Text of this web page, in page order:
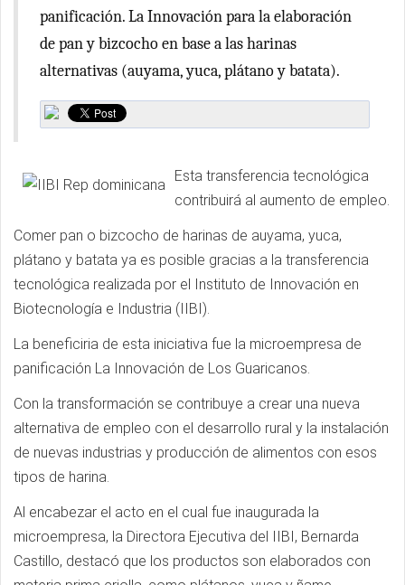
panificación. La Innovación para la elaboración
de pan y bizcocho en base a las harinas
alternativas (auyama, yuca, plátano y batata).
Esta transferencia tecnológica
contribuirá al aumento de empleo.
Comer pan o bizcocho de harinas de auyama, yuca,
plátano y batata ya es posible gracias a la transferencia
tecnológica realizada por el Instituto de Innovación en
Biotecnología e Industria (IIBI).
La beneficiria de esta iniciativa fue la microempresa de
panificación La Innovación de Los Guaricanos.
Con la transformación se contribuye a crear una nueva
alternativa de empleo con el desarrollo rural y la instalación
de nuevas industrias y producción de alimentos con esos
tipos de harina.
Al encabezar el acto en el cual fue inaugurada la
microempresa, la Directora Ejecutiva del IIBI, Bernarda
Castillo, destacó que los productos son elaborados con